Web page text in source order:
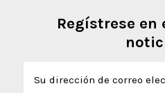
Regístrese